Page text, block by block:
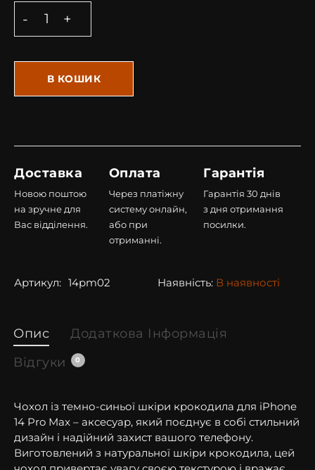
В КОШИК
Доставка
Новою поштою
на зручне для
Вас відділення.
Оплата
Через платіжну
систему онлайн,
або при
отриманні.
Гарантія
Гарантія 30 днів
з дня отримання
посилки.
Артикул: 14pm02 Наявність: В наявності
Опис
Додаткова Інформація
Відгуки
0
Чохол із темно-синьої шкіри крокодила для iPhone
14 Pro Max – аксесуар, який поєднує в собі стильний
дизайн і надійний захист вашого телефону.
Виготовлений з натуральної шкіри крокодила, цей